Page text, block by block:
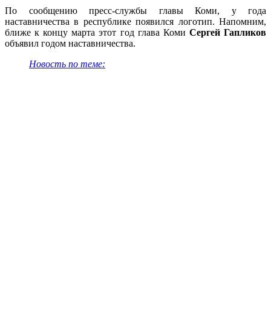
По сообщению пресс-службы главы Коми, у года
наставничества в республике появился логотип. Напомним,
ближе к концу марта этот год глава Коми Сергей Гапликов
объявил годом наставничества.
Новость по теме: